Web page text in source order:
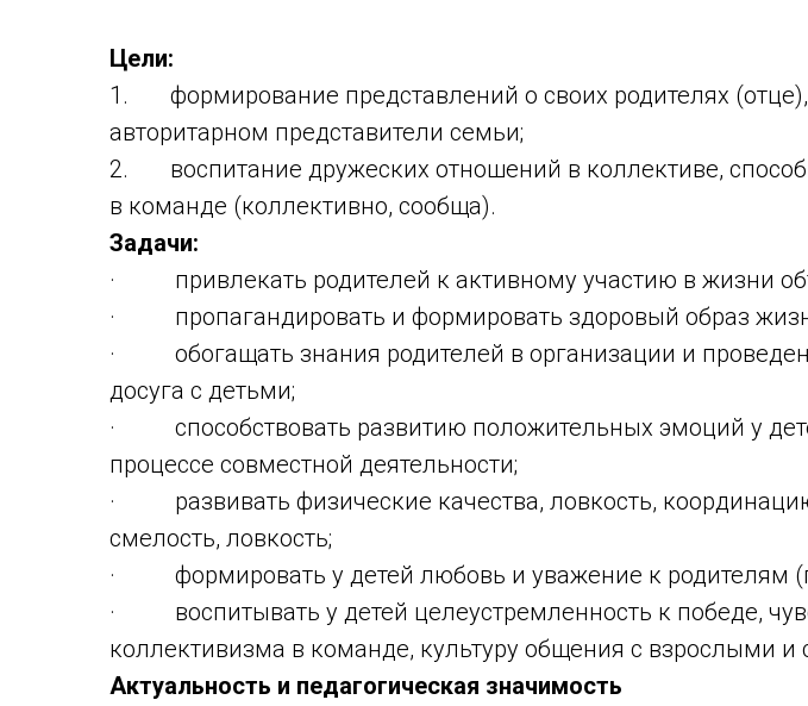
Цели:
1. формирование представлений о своих родителях
авторитарном представители семьи;
2. воспитание дружеских отношений в коллективе,
в команде (коллективно, сообща).
Задачи:
· привлекать родителей к активному участию в жизни
· пропагандировать и формировать здоровый образ
· обогащать знания родителей в организации и
досуга с детьми;
· способствовать развитию положительных эмоций у
процессе совместной деятельности;
· развивать физические качества, ловкость,
смелость, ловкость;
· формировать у детей любовь и уважение к родителям
· воспитывать у детей целеустремленность к победе,
коллективизма в команде, культуру общения с взрослыми и
Актуальность и педагогическая значимость